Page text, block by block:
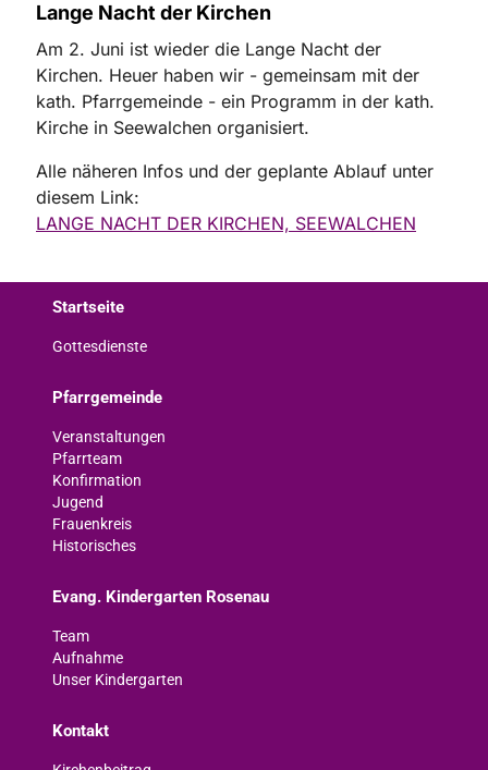
Lange Nacht der Kirchen
Am 2. Juni ist wieder die Lange Nacht der
Kirchen. Heuer haben wir - gemeinsam mit der
kath. Pfarrgemeinde - ein Programm in der kath.
Kirche in Seewalchen organisiert.
Alle näheren Infos und der geplante Ablauf unter
diesem Link:
LANGE NACHT DER KIRCHEN, SEEWALCHEN
Startseite
Gottesdienste
Pfarrgemeinde
Veranstaltungen
Pfarrteam
Konfirmation
Jugend
Frauenkreis
Historisches
Evang. Kindergarten Rosenau
Team
Aufnahme
Unser Kindergarten
Kontakt